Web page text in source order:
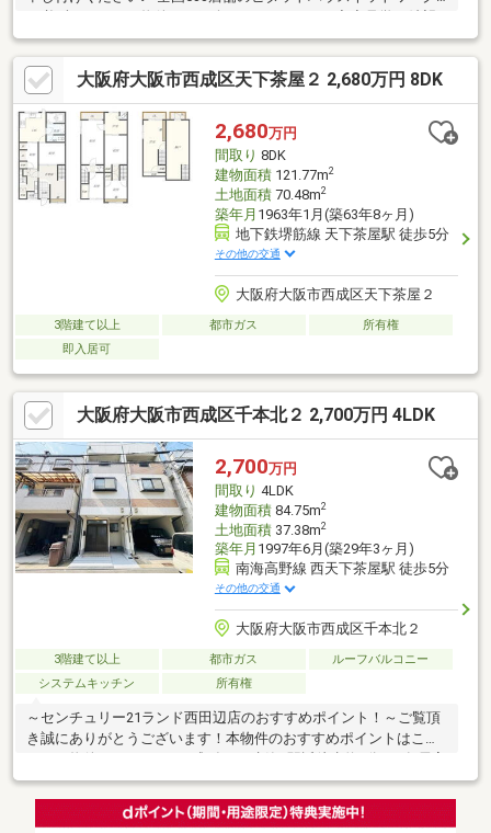
のお客様◆◆いつでもお気軽にお問合せください♪◆◆住宅ロー
ン審査に不安のある方◆◆是非当社にご相談を！！お役に立ちま
す！！■ご自宅のお迎えはもちろん、最寄りの駅などご指定での
お待ち合わせも可能です♪ お客様のご条件をお聞かせいただけれ
ば他の物件や周辺環境も一緒にご案内させていただきます！■是
非一度お問い合わせください■
大阪府大阪市西成区天下茶屋２ 2,680万円 8DK
2,680万円
間取り 8DK
建物面積121.77m2
土地面積70.48m2
築年月 1963年1月(築63年8ヶ月)
地下鉄堺筋線 天下茶屋駅 徒歩5分
その他の交通
大阪府大阪市西成区天下茶屋２
3階建て以上 都市ガス
所有権
即入居可
大阪府大阪市西成区千本北２ 2,700万円 4LDK
2,700万円
間取り 4LDK
建物面積84.75m2
土地面積37.38m2
築年月 1997年6月(築29年3ヶ月)
南海高野線 西天下茶屋駅 徒歩5分
その他の交通
大阪府大阪市西成区千本北２
3階建て以上 都市ガス
ルーフバルコニー
システムキッチン
所有権
～センチュリー21ランド西田辺店のおすすめポイント！～ご覧頂
き誠にありがとうございます！本物件のおすすめポイントはこち
に収納有！＜立地＞●南海汐見橋線「西天下茶屋」駅より徒歩約5
分お気軽にお問い合わせください！＜センチュリー21ランドにつ
いて＞●センチュリー21ランド西田辺店は・・・ お客様のニー